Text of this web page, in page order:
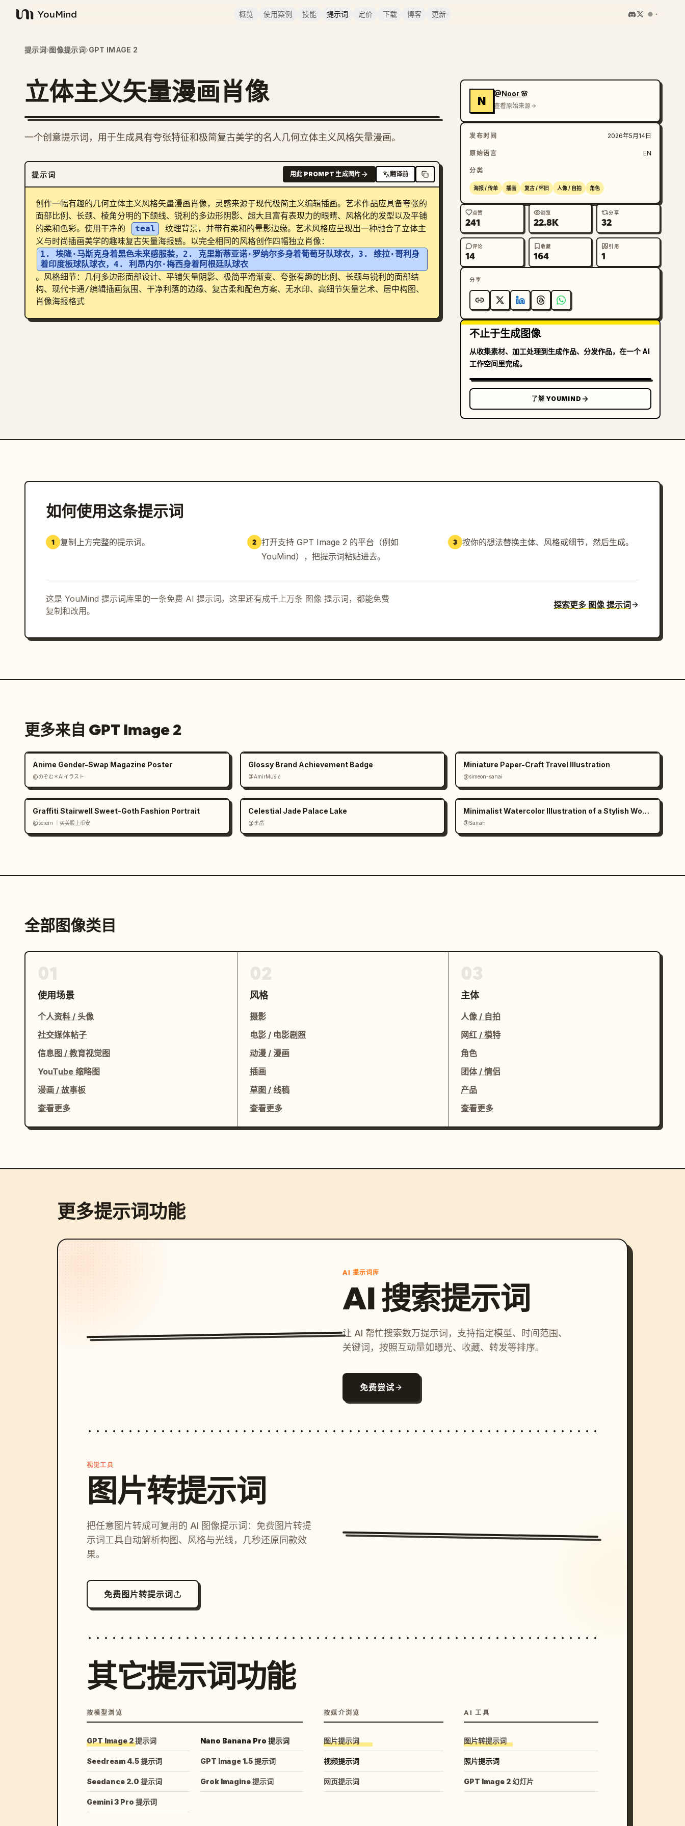
YouMind
概览 使用案例 技能 提示词 定价 下载 博客 更新
提示词›图像提示词›GPT IMAGE 2
立体主义矢量漫画肖像
一个创意提示词，用于生成具有夸张特征和极简复古美学的名人几何立体主义风格矢量漫画。
提示词 用此 PROMPT 生成图片 翻译前
创作一幅有趣的几何立体主义风格矢量漫画肖像，灵感来源于现代极简主义编辑插画。艺术作品应具备夸张的
面部比例、长颈、棱角分明的下颌线、锐利的多边形阴影、超大且富有表现力的眼睛、风格化的发型以及平铺
的柔和色彩。使用干净的
teal
纹理背景，并带有柔和的晕影边缘。艺术风格应呈现出一种融合了立体主
义与时尚插画美学的趣味复古矢量海报感。以完全相同的风格创作四幅独立肖像：
1. 埃隆·马斯克身着黑色未来感服装，2. 克里斯蒂亚诺·罗纳尔多身着葡萄牙队球衣，3. 维拉·哥利身
着印度板球队球衣，4. 利昂内尔·梅西身着阿根廷队球衣
。风格细节：几何多边形面部设计、平铺矢量阴影、极简平滑渐变、夸张有趣的比例、长颈与锐利的面部结
构、现代卡通/编辑插画氛围、干净利落的边缘、复古柔和配色方案、无水印、高细节矢量艺术、居中构图、
肖像海报格式
N
@Noor 🌸
查看原始来源
发布时间 2026年5月14日
原始语言 EN
分类
海报 / 传单 插画 复古 / 怀旧 人像 / 自拍 角色
点赞
241
浏览
22.8K
分享
32
评论
14
收藏
164
引用
1
分享
不止于生成图像
从收集素材、加工处理到生成作品、分发作品，在一个 AI
工作空间里完成。
了解 YOUMIND
如何使用这条提示词
1 复制上方完整的提示词。 2 打开支持 GPT Image 2 的平台（例如
YouMind），把提示词粘贴进去。
3 按你的想法替换主体、风格或细节，然后生成。
这是 YouMind 提示词库里的一条免费 AI 提示词。这里还有成千上万条 图像 提示词，都能免费
复制和改用。
探索更多 图像 提示词
更多来自 GPT Image 2
Anime Gender-Swap Magazine Poster
@のぞむ＊AIイラスト
Glossy Brand Achievement Badge
@AmirMušić
Miniature Paper-Craft Travel Illustration
@simeon-sanai
Graffiti Stairwell Sweet-Goth Fashion Portrait
@serein ｜买美股上币安
Celestial Jade Palace Lake
@李岳
Minimalist Watercolor Illustration of a Stylish Woman
@Sairah
全部图像类目
使用场景
个人资料 / 头像
社交媒体帖子
信息图 / 教育视觉图
YouTube 缩略图
漫画 / 故事板
查看更多
风格
摄影
电影 / 电影剧照
动漫 / 漫画
插画
草图 / 线稿
查看更多
主体
人像 / 自拍
网红 / 模特
角色
团体 / 情侣
产品
查看更多
更多提示词功能
AI 提示词库
AI 搜索提示词
让 AI 帮忙搜索数万提示词，支持指定模型、时间范围、
关键词，按照互动量如曝光、收藏、转发等排序。
免费尝试
视觉工具
图片转提示词
把任意图片转成可复用的 AI 图像提示词：免费图片转提
示词工具自动解析构图、风格与光线，几秒还原同款效
果。
免费图片转提示词
其它提示词功能
按模型浏览
GPT Image 2 提示词 Nano Banana Pro 提示词
Seedream 4.5 提示词 GPT Image 1.5 提示词
Seedance 2.0 提示词 Grok Imagine 提示词
Gemini 3 Pro 提示词
按媒介浏览
图片提示词
视频提示词
网页提示词
AI 工具
图片转提示词
照片提示词
GPT Image 2 幻灯片